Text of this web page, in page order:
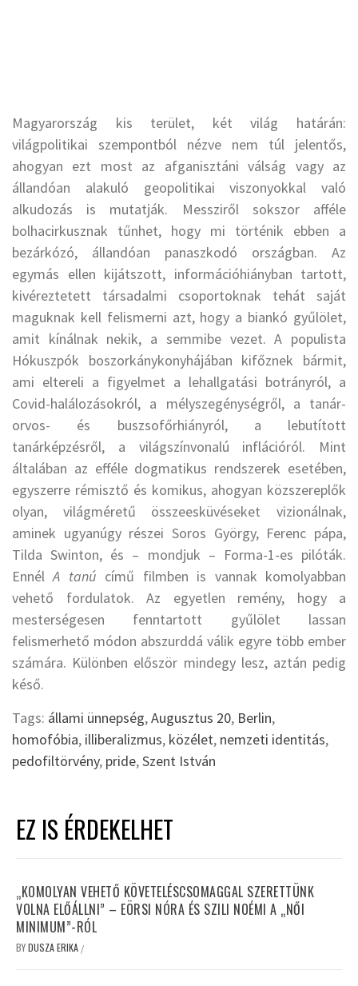
Magyarország kis terület, két világ határán:
világpolitikai szempontból nézve nem túl jelentős,
ahogyan ezt most az afganisztáni válság vagy az
állandóan alakuló geopolitikai viszonyokkal való
alkudozás is mutatják. Messziről sokszor afféle
bolhacirkusznak tűnhet, hogy mi történik ebben a
bezárkózó, állandóan panaszkodó országban. Az
egymás ellen kijátszott, információhiányban tartott,
kivéreztetett társadalmi csoportoknak tehát saját
maguknak kell felismerni azt, hogy a biankó gyűlölet,
amit kínálnak nekik, a semmibe vezet. A populista
Hókuszpók boszorkánykonyhájában kifőznek bármit,
ami eltereli a figyelmet a lehallgatási botrányról, a
Covid-halálozásokról, a mélyszegénységről, a tanár-
orvos- és buszsofőrhiányról, a lebutított
tanárképzésről, a világszínvonalú inflációról. Mint
általában az efféle dogmatikus rendszerek esetében,
egyszerre rémisztő és komikus, ahogyan közszereplők
olyan, világméretű összeesküvéseket vizionálnak,
aminek ugyanúgy részei Soros György, Ferenc pápa,
Tilda Swinton, és – mondjuk – Forma-1-es pilóták.
EnnélA tanú című filmben is vannak komolyabban
vehető fordulatok. Az egyetlen remény, hogy a
mesterségesen fenntartott gyűlölet lassan
felismerhető módon abszurddá válik egyre több ember
számára. Különben először mindegy lesz, aztán pedig
késő.
Tags: állami ünnepség,Augusztus 20, Berlin,
homofóbia, illiberalizmus, közélet, nemzeti identitás,
pedofiltörvény, pride,Szent István
EZ IS ÉRDEKELHET
„KOMOLYAN VEHETŐ KÖVETELÉSCSOMAGGAL SZERETTÜNK
VOLNA ELŐÁLLNI” – EÖRSI NÓRA ÉS SZILI NOÉMI A „NŐI
MINIMUM”-RÓL
BYDUSZA ERIKA /